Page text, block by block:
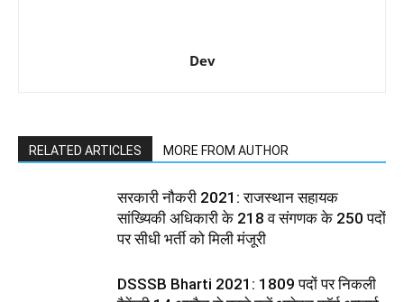
Dev
RELATED ARTICLES MORE FROM AUTHOR
सरकारी नौकरी 2021: राजस्थान सहायक
सांख्यिकी अधिकारी के 218 व संगणक के 250 पदों
पर सीधी भर्ती को मिली मंजूरी
DSSSB Bharti 2021: 1809 पदों पर निकली